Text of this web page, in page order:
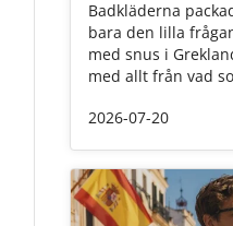
Badkläderna
bara den lilla
med snus i
med allt från vad
Egeiska havet!
2026-07-20